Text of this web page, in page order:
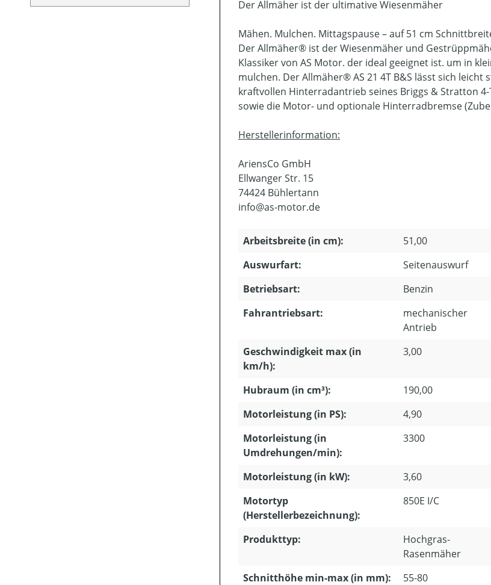
Der Allmäher ist der ultimative Wiesenmäher
Mähen. Mulchen. Mittagspause – auf 51 cm
Der Allmäher® ist der Wiesenmäher und
Klassiker von AS Motor. der ideal geeignet ist. um in
mulchen. Der Allmäher® AS 21 4T B&S lässt sich
kraftvollen Hinterradantrieb seines Briggs & Stratton
sowie die Motor- und optionale Hinterradbremse
Herstellerinformation:
AriensCo GmbH
Ellwanger Str. 15
74424 Bühlertann
info@as-motor.de
Arbeitsbreite (in cm):
51,00
Auswurfart:
Seitenauswurf
Betriebsart:
Benzin
Fahrantriebsart:
mechanischer
Antrieb
Geschwindigkeit max (in
km/h):
3,00
Hubraum (in cm³):
190,00
Motorleistung (in PS):
4,90
Motorleistung (in
Umdrehungen/min):
3300
Motorleistung (in kW):
3,60
Motortyp
(Herstellerbezeichnung):
850E I/C
Produkttyp:
Hochgras-
Rasenmäher
Schnitthöhe min-max (in mm):
55-80